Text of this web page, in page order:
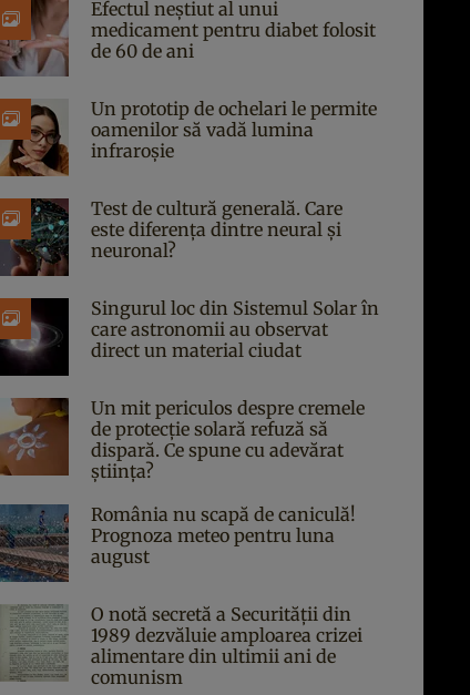
Efectul neștiut al unui
medicament pentru diabet folosit
de 60 de ani
Un prototip de ochelari le permite
oamenilor să vadă lumina
infraroșie
Test de cultură generală. Care
este diferența dintre neural și
neuronal?
Singurul loc din Sistemul Solar în
care astronomii au observat
direct un material ciudat
Un mit periculos despre cremele
de protecție solară refuză să
dispară. Ce spune cu adevărat
știința?
România nu scapă de caniculă!
Prognoza meteo pentru luna
august
O notă secretă a Securității din
1989 dezvăluie amploarea crizei
alimentare din ultimii ani de
comunism